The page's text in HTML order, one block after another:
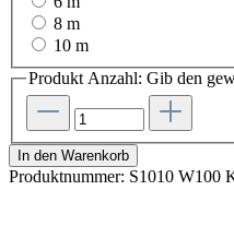
8 m
10 m
Produkt Anzahl: Gib den
In den Warenkorb
Produktnummer: S1010 W100